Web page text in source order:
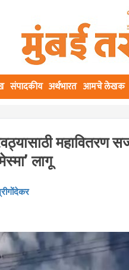
संपादकीय अर्थभारत आमचे लेखक
महावितरण
लागू